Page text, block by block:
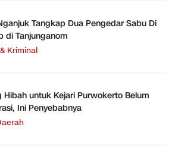
Tangkap Dua Pengedar Sabu Di
di Tanjunganom
Kriminal
Hibah untuk Kejari Purwokerto Belum
Ini Penyebabnya